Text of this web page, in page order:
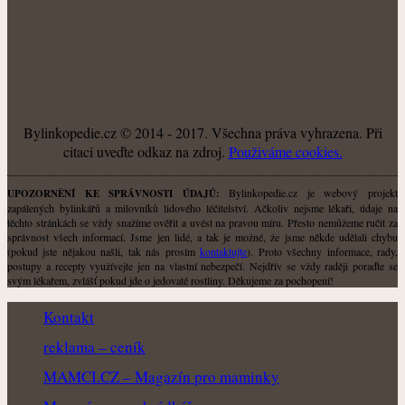
Bylinkopedie.cz © 2014 - 2017. Všechna práva vyhrazena. Při
citaci uveďte odkaz na zdroj. Použiváme cookies.
UPOZORNĚNÍ KE SPRÁVNOSTI ÚDAJŮ: Bylinkopedie.cz je webový projekt
zapálených bylinkářů a milovníků lidového léčitelství. Ačkoliv nejsme lékaři, údaje na
těchto stránkách se vždy snažíme ověřit a uvést na pravou míru. Přesto nemůžeme ručit za
správnost všech informací. Jsme jen lidé, a tak je možné, že jsme někde udělali chybu
(pokud jste nějakou našli, tak nás prosímkontaktujte). Proto všechny informace, rady,
postupy a recepty využívejte jen na vlastní nebezpečí. Nejdřív se vždy raději poraďte se
svým lékařem, zvlášť pokud jde o jedovaté rostliny. Děkujeme za pochopení!
Kontakt
reklama – ceník
MAMCI.CZ – Magazín pro maminky